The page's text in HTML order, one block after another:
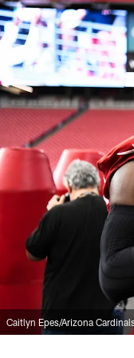
Caitlyn Epes/Arizona